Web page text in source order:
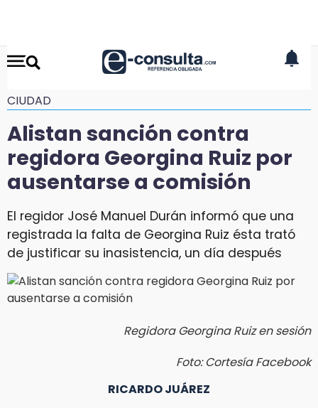
CIUDAD
Alistan sanción contra
regidora Georgina Ruiz por
ausentarse a comisión
El regidor José Manuel Durán informó que una
registrada la falta de Georgina Ruiz ésta trató
de justificar su inasistencia, un día después
Regidora Georgina Ruiz en sesión
Foto: Cortesía Facebook
RICARDO JUÁREZ